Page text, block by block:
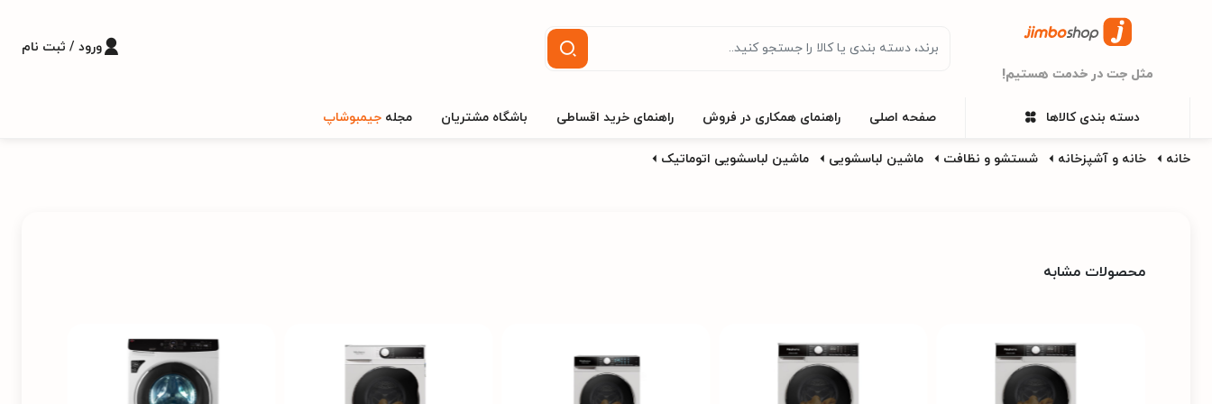
مثل جت در خدمت هستیم!
ورود / ثبت نام
دسته بندی کالاها صفحه اصلی راهنمای همکاری در فروش راهنمای خرید اقساطی باشگاه مشتریان مجله جیمبوشاپ
خانه خانه و آشپزخانه شستشو و نظافت ماشین لباسشویی ماشین لباسشویی اتوماتیک
محصولات مشابه